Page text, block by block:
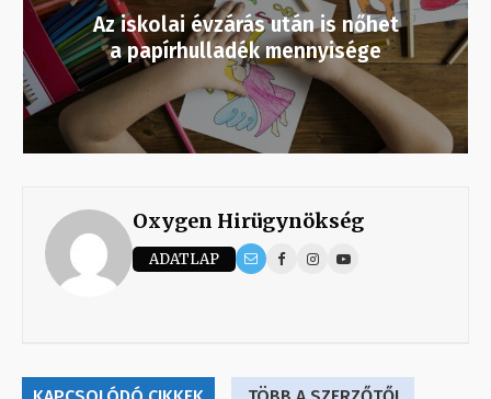
Az iskolai évzárás után is nőhet
a papírhulladék mennyisége
Oxygen Hirügynökség
ADATLAP